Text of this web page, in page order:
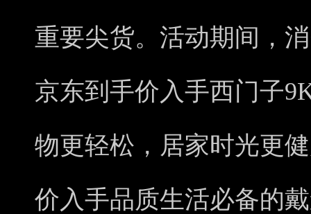
重要尖货。活动期间，
京东到手价入手西门子
物更轻松，居家时光更
价入手品质生活必备的